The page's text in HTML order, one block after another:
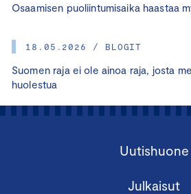
Osaamisen puoliintumisaika haastaa
18.05.2026 / BLOGIT
Suomen raja ei ole ainoa raja, josta
huolestua
Uutishuone
Julkaisut